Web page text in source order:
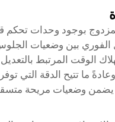
بوجود وحدات تحكم
الفوري بين وضعيات
الوقت المرتبط
ما تتيح الدقة التي
يضمن وضعيات مريحة